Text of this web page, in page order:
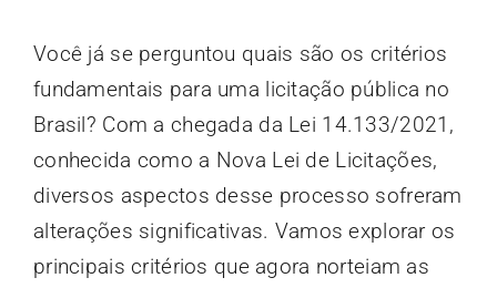
Você já se perguntou quais são os critérios
fundamentais para uma licitação pública no
Brasil? Com a chegada da Lei 14.133/2021,
conhecida como a Nova Lei de Licitações,
diversos aspectos desse processo sofreram
alterações significativas. Vamos explorar os
principais critérios que agora norteiam as